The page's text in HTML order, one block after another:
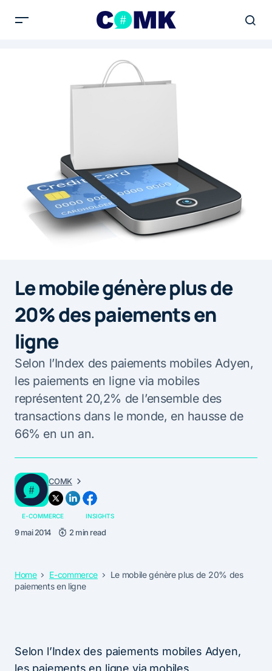
Le mobile génère plus de
20% des paiements en
ligne
Selon l’Index des paiements mobiles Adyen,
les paiements en ligne via mobiles
représentent 20,2% de l’ensemble des
transactions dans le monde, en hausse de
66% en un an.
COMK
E-COMMERCE INSIGHTS
9 mai 2014 2 min read
Home E-commerce
Le mobile génère plus de 20% des
paiements en ligne
Selon l’Index des paiements mobiles Adyen,
les paiements en ligne via mobiles